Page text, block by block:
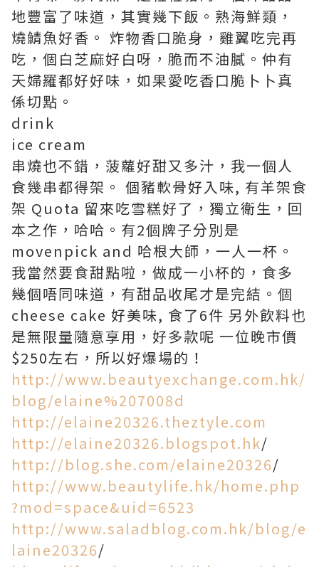
地豐富了味道，其實幾下飯。熟海鮮類，
燒鯖魚好香。 炸物香口脆身，雞翼吃完再
吃，個白芝麻好白呀，脆而不油膩。仲有
天婦羅都好好味，如果愛吃香口脆卜卜真
係切點。
drink
ice cream
串燒也不錯，菠蘿好甜又多汁，我一個人
食幾串都得架。 個豬軟骨好入味, 有羊架食
架 Quota 留來吃雪糕好了，獨立衛生，回
本之作，哈哈。有2個牌子分別是
movenpick and 哈根大師，一人一杯。
我當然要食甜點啦，做成一小杯的，食多
幾個唔同味道，有甜品收尾才是完結。個
cheese cake 好美味, 食了6件 另外飲料也
是無限量隨意享用，好多款呢 一位晚市價
$250左右，所以好爆場的！
http://www.beautyexchange.com.hk/
blog/elaine%207008d
http://elaine20326.theztyle.com
http://elaine20326.blogspot.hk/
http://blog.she.com/elaine20326/
http://www.beautylife.hk/home.php
?mod=space&uid=6523
http://www.saladblog.com.hk/blog/e
laine20326/